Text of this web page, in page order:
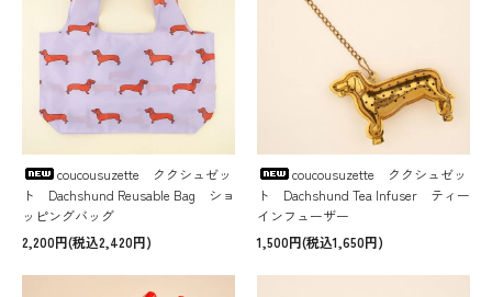
coucousuzette ククシュゼッ
ト Dachshund Reusable Bag ショ
ッピングバッグ
2,200円(税込2,420円)
coucousuzette ククシュゼッ
ト Dachshund Tea Infuser ティー
インフューザー
1,500円(税込1,650円)